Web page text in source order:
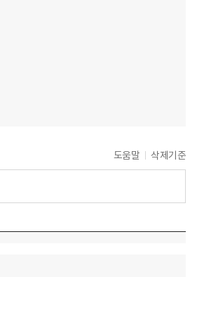
도움말 삭제기준